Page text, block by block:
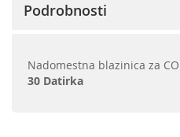
Podrobnosti
Nadomestna blazinica za
30 Datirka